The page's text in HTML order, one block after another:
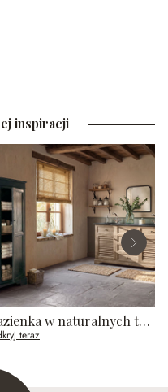
inspiracji
Łazienka w naturalnych tonach
teraz